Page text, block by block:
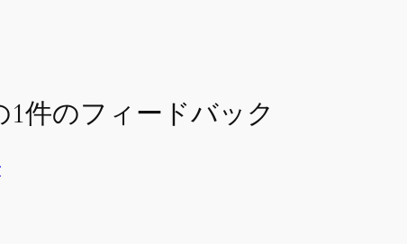
1件のフィードバック